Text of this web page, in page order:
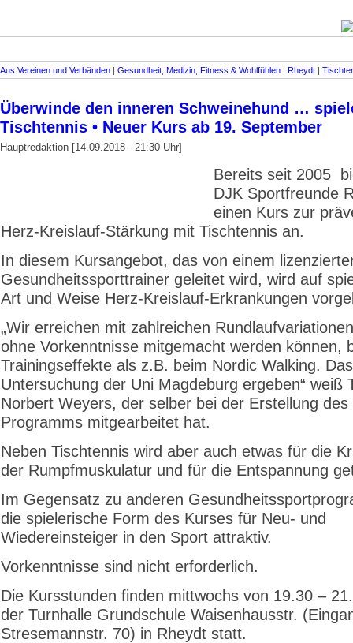
Aus Vereinen und Verbänden | Gesundheit, Medizin, Fitness & Wohlfühlen | Rheydt |
Überwinde den inneren Schweinehund …
Tischtennis • Neuer Kurs ab 19. September
Hauptredaktion [14.09.2018 - 21:30 Uhr]
Bereits seit 2005
DJK Sportfreunde
einen Kurs zur
Herz-Kreislauf-Stärkung mit Tischtennis an.
In diesem Kursangebot, das von einem
Gesundheitssporttrainer geleitet wird, wird auf
Art und Weise Herz-Kreislauf-Erkrankungen
„Wir erreichen mit zahlreichen
ohne Vorkenntnisse mitgemacht werden können,
Trainingseffekte als z.B. beim Nordic Walking.
Untersuchung der Uni Magdeburg ergeben“ weiß
Norbert Weyers, der selber bei der Erstellung des
Programms mitgearbeitet hat.
Neben Tischtennis wird aber auch etwas für die
der Rumpfmuskulatur und für die Entspannung
Im Gegensatz zu anderen
die spielerische Form des Kurses für Neu- und
Wiedereinsteiger in den Sport attraktiv.
Vorkenntnisse sind nicht erforderlich.
Die Kursstunden finden mittwochs von 19.30 –
der Turnhalle Grundschule Waisenhausstr.
Stresemannstr. 70) in Rheydt statt.